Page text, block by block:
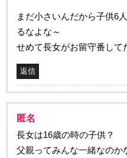
まだ小さいんだから子供6
るなよな～
せめて長女がお留守番して
返信
匿名
長女は16歳の時の子供？
父親ってみんな一緒なのか